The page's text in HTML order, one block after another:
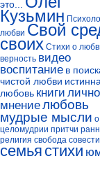
это...
Кузьмин
любви Свой
своих Стихи о
верность видео
воспитание в
чистой любви
любовь книги
мнениелюбовь
мудрые мысли о
целомудрии притчи
религия свобода совести
семья стихи